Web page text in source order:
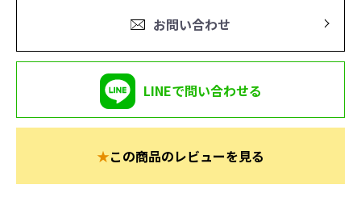
お問い合わせ
LINEで問い合わせる
★この商品のレビューを見る